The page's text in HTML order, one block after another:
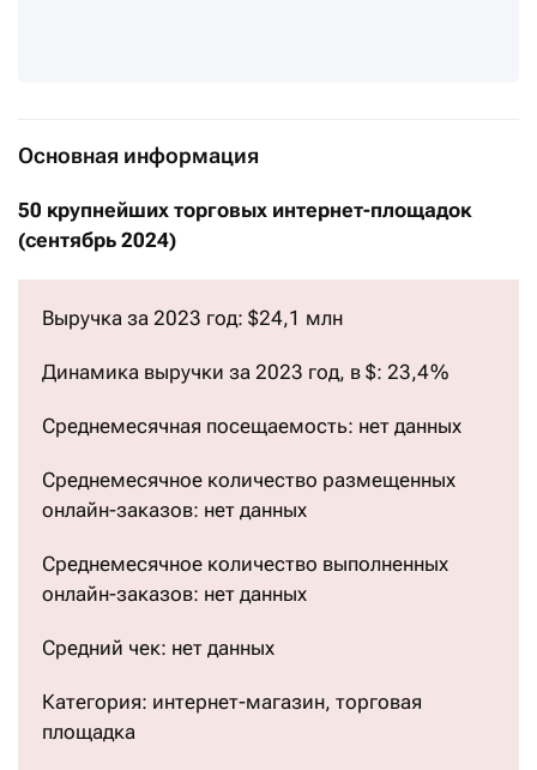
Основная информация
50 крупнейших торговых интернет-площадок
(сентябрь 2024)
Выручка за 2023 год: $24,1 млн
Динамика выручки за 2023 год, в $: 23,4 %
Среднемесячная посещаемость: нет данных
Среднемесячное количество размещенных
онлайн-заказов: нет данных
Среднемесячное количество выполненных
онлайн-заказов: нет данных
Средний чек: нет данных
Категория: интернет-магазин, торговая
площадка